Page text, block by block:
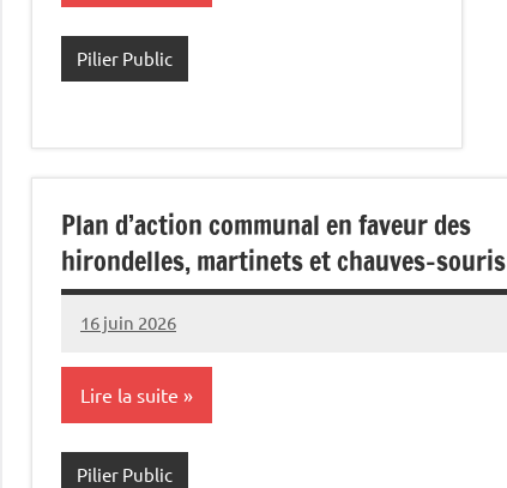
Pilier Public
Plan d’action communal en faveur des
hirondelles, martinets et chauves-souris
16 juin 2026
Commune
Lire la suite
Pilier Public